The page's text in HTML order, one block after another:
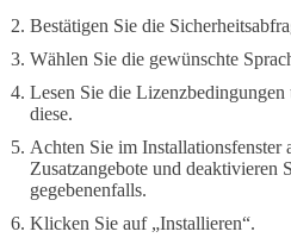
Bestätigen Sie die
Wählen Sie die gewünschte
Lesen Sie die Lizenzbedingungen
diese.
Achten Sie im Installationsfenster
Zusatzangebote und deaktivieren
gegebenenfalls.
Klicken Sie auf „Installieren“.